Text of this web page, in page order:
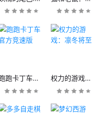
跑跑卡丁车官方竞速版 权力的游戏：凛冬将至